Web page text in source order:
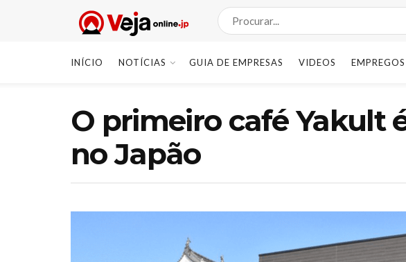
INÍCIO NOTÍCIAS GUIA DE EMPRESAS VIDEOS
O primeiro café Yakult
no Japão